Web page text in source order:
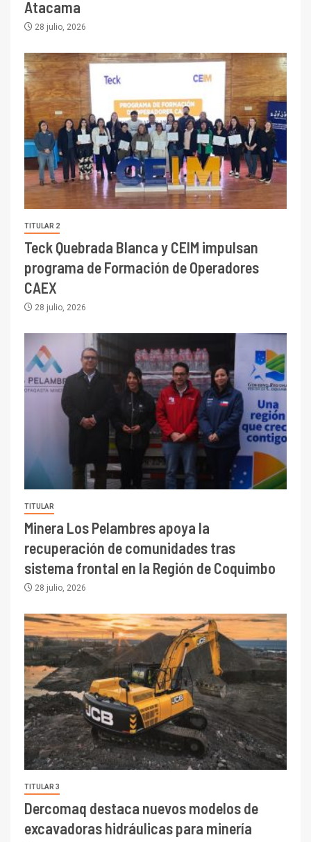
Atacama
28 julio, 2026
TITULAR 2
Teck Quebrada Blanca y CEIM impulsan
programa de Formación de Operadores
CAEX
28 julio, 2026
TITULAR
Minera Los Pelambres apoya la
recuperación de comunidades tras
sistema frontal en la Región de Coquimbo
28 julio, 2026
TITULAR 3
Dercomaq destaca nuevos modelos de
excavadoras hidráulicas para minería